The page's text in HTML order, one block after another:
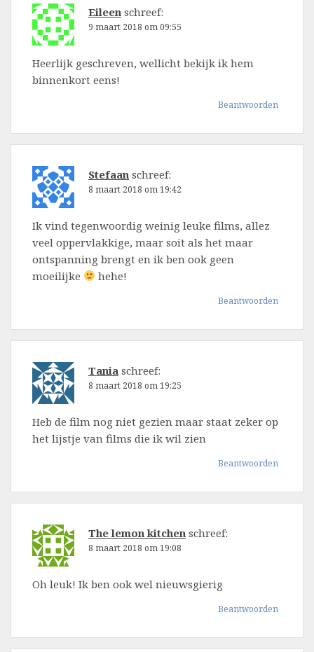
Eileen schreef:
9 maart 2018 om 09:55
Heerlijk geschreven, wellicht bekijk ik hem
binnenkort eens!
Beantwoorden
Stefaan schreef:
8 maart 2018 om 19:42
Ik vind tegenwoordig weinig leuke films, allez
veel oppervlakkige, maar soit als het maar
ontspanning brengt en ik ben ook geen
moeilijke
hehe!
Beantwoorden
Tania schreef:
8 maart 2018 om 19:25
Heb de film nog niet gezien maar staat zeker op
het lijstje van films die ik wil zien
Beantwoorden
The lemon kitchen schreef:
8 maart 2018 om 19:08
Oh leuk! Ik ben ook wel nieuwsgierig
Beantwoorden